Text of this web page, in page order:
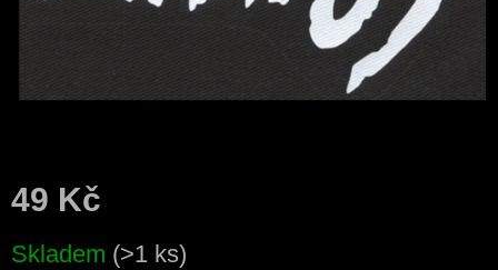
49 Kč
cena:
Skladem (>1 ks)